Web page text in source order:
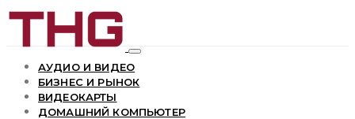
АУДИО И ВИДЕО
БИЗНЕС И РЫНОК
ВИДЕОКАРТЫ
ДОМАШНИЙ КОМПЬЮТЕР